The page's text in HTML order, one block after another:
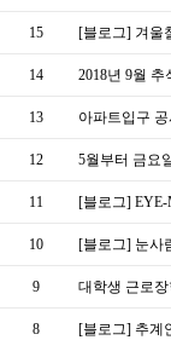
15 [블로그] 겨울
14 2018년 9월 추
13 아파트입구
12 5월부터 금요
11 [블로그]
10 [블로그] 눈사
9 대학생 근로
8 [블로그] 추계